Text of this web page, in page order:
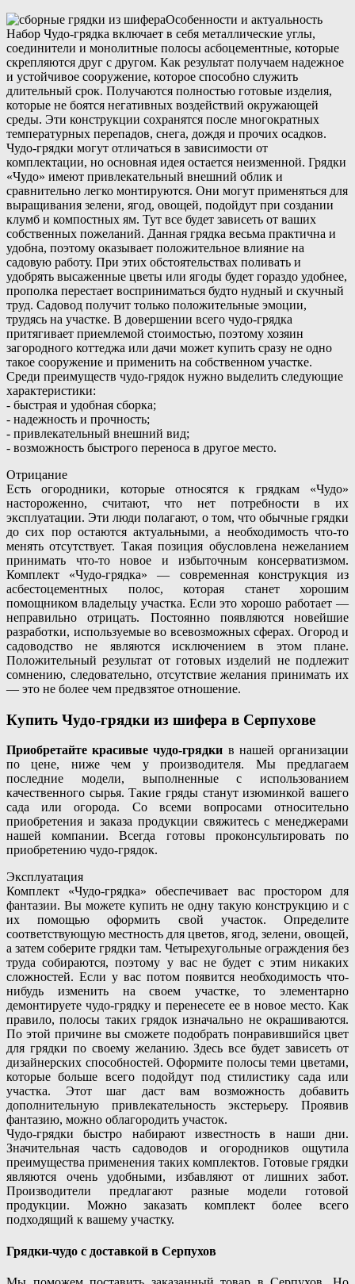
Особенности и актуальность
Набор Чудо-грядка включает в себя металлические углы,
соединители и монолитные полосы асбоцементные, которые
скрепляются друг с другом. Как результат получаем надежное
и устойчивое сооружение, которое способно служить
длительный срок. Получаются полностью готовые изделия,
которые не боятся негативных воздействий окружающей
среды. Эти конструкции сохранятся после многократных
температурных перепадов, снега, дождя и прочих осадков.
Чудо-грядки могут отличаться в зависимости от
комплектации, но основная идея остается неизменной. Грядки
«Чудо» имеют привлекательный внешний облик и
сравнительно легко монтируются. Они могут применяться для
выращивания зелени, ягод, овощей, подойдут при создании
клумб и компостных ям. Тут все будет зависеть от ваших
собственных пожеланий. Данная грядка весьма практична и
удобна, поэтому оказывает положительное влияние на
садовую работу. При этих обстоятельствах поливать и
удобрять высаженные цветы или ягоды будет гораздо удобнее,
прополка перестает восприниматься будто нудный и скучный
труд. Садовод получит только положительные эмоции,
трудясь на участке. В довершении всего чудо-грядка
притягивает приемлемой стоимостью, поэтому хозяин
загородного коттеджа или дачи может купить сразу не одно
такое сооружение и применить на собственном участке.
Среди преимуществ чудо-грядок нужно выделить следующие
характеристики:
- быстрая и удобная сборка;
- надежность и прочность;
- привлекательный внешний вид;
- возможность быстрого переноса в другое место.
Отрицание
Есть огородники, которые относятся к грядкам «Чудо»
настороженно, считают, что нет потребности в их
эксплуатации. Эти люди полагают, о том, что обычные грядки
до сих пор остаются актуальными, а необходимость что-то
менять отсутствует. Такая позиция обусловлена нежеланием
принимать что-то новое и избыточным консерватизмом.
Комплект «Чудо-грядка» — современная конструкция из
асбестоцементных полос, которая станет хорошим
помощником владельцу участка. Если это хорошо работает —
неправильно отрицать. Постоянно появляются новейшие
разработки, используемые во всевозможных сферах. Огород и
садоводство не являются исключением в этом плане.
Положительный результат от готовых изделий не подлежит
сомнению, следовательно, отсутствие желания принимать их
— это не более чем предвзятое отношение.
Купить Чудо-грядки из шифера в Серпухове
Приобретайте красивые чудо-грядки в нашей организации
по цене, ниже чем у производителя. Мы предлагаем
последние модели, выполненные с использованием
качественного сырья. Такие гряды станут изюминкой вашего
сада или огорода. Со всеми вопросами относительно
приобретения и заказа продукции свяжитесь с менеджерами
нашей компании. Всегда готовы проконсультировать по
приобретению чудо-грядок.
Эксплуатация
Комплект «Чудо-грядка» обеспечивает вас простором для
фантазии. Вы можете купить не одну такую конструкцию и с
их помощью оформить свой участок. Определите
соответствующую местность для цветов, ягод, зелени, овощей,
а затем соберите грядки там. Четырехугольные ограждения без
труда собираются, поэтому у вас не будет с этим никаких
сложностей. Если у вас потом появится необходимость что-
нибудь изменить на своем участке, то элементарно
демонтируете чудо-грядку и перенесете ее в новое место. Как
правило, полосы таких грядок изначально не окрашиваются.
По этой причине вы сможете подобрать понравившийся цвет
для грядки по своему желанию. Здесь все будет зависеть от
дизайнерских способностей. Оформите полосы теми цветами,
которые больше всего подойдут под стилистику сада или
участка. Этот шаг даст вам возможность добавить
дополнительную привлекательность экстерьеру. Проявив
фантазию, можно облагородить участок.
Чудо-грядки быстро набирают известность в наши дни.
Значительная часть садоводов и огородников ощутила
преимущества применения таких комплектов. Готовые грядки
являются очень удобными, избавляют от лишних забот.
Производители предлагают разные модели готовой
продукции. Можно заказать комплект более всего
подходящий к вашему участку.
Грядки-чудо с доставкой в Серпухов